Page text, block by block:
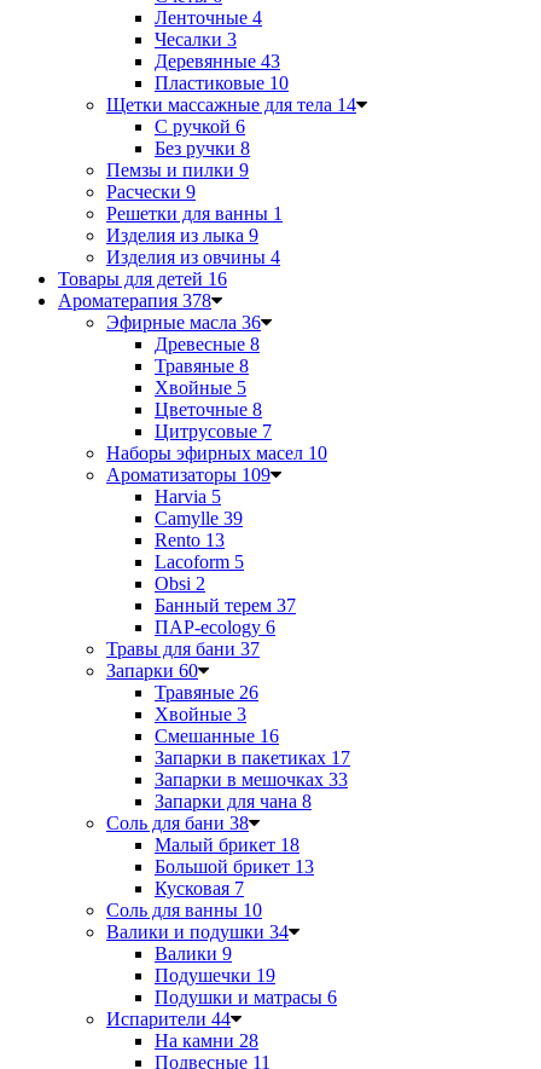
Ленточные 4
Чесалки 3
Деревянные 43
Пластиковые 10
Щетки массажные для тела 14
С ручкой 6
Без ручки 8
Пемзы и пилки 9
Расчески 9
Решетки для ванны 1
Изделия из лыка 9
Изделия из овчины 4
Товары для детей 16
Ароматерапия 378
Эфирные масла 36
Древесные 8
Травяные 8
Хвойные 5
Цветочные 8
Цитрусовые 7
Наборы эфирных масел 10
Ароматизаторы 109
Harvia 5
Camylle 39
Rento 13
Lacoform 5
Obsi 2
Банный терем 37
ПАР-ecology 6
Травы для бани 37
Запарки 60
Травяные 26
Хвойные 3
Смешанные 16
Запарки в пакетиках 17
Запарки в мешочках 33
Запарки для чана 8
Соль для бани 38
Малый брикет 18
Большой брикет 13
Кусковая 7
Соль для ванны 10
Валики и подушки 34
Валики 9
Подушечки 19
Подушки и матрасы 6
Испарители 44
На камни 28
Подвесные 11